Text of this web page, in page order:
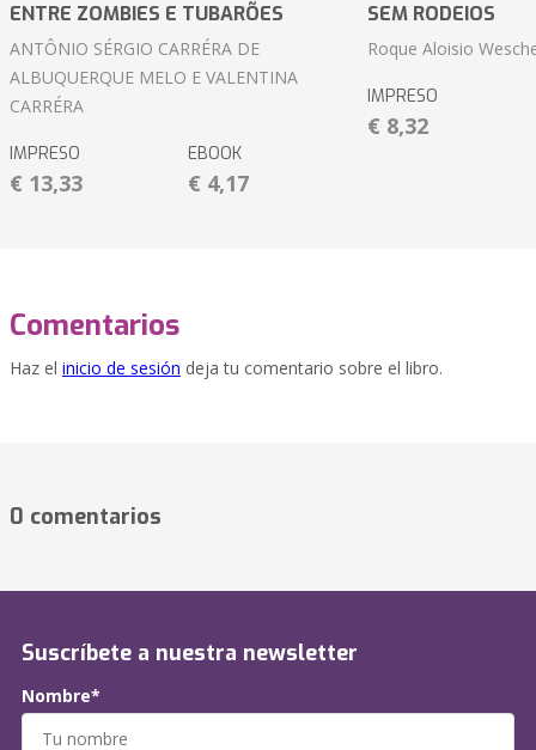
ENTRE ZOMBIES E TUBARÕES
ANTÔNIO SÉRGIO CARRÉRA DE
ALBUQUERQUE MELO E VALENTINA
CARRÉRA
IMPRESO
€ 13,33
EBOOK
€ 4,17
SEM RODEIOS
Roque Aloisio
IMPRESO
€ 8,32
Comentarios
Haz el inicio de sesión deja tu comentario sobre el libro.
0 comentarios
Suscríbete a nuestra newsletter
Nombre*